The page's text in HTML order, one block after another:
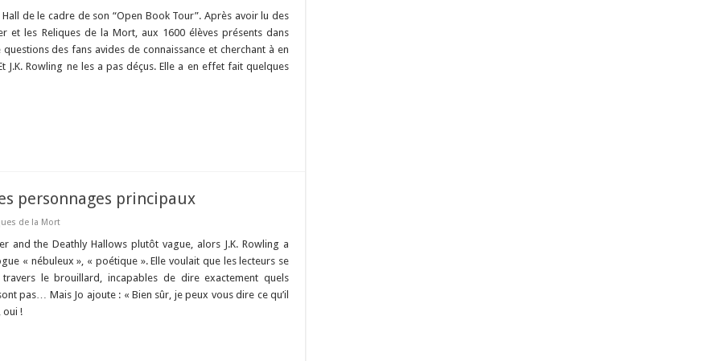
de le cadre de son “Open Book Tour”. Après avoir lu des
et les Reliques de la Mort, aux 1600 élèves présents dans
des fans avides de connaissance et cherchant à en
J.K. Rowling ne les a pas déçus. Elle a en effet fait quelques
personnages principaux
de la Mort
and the Deathly Hallows plutôt vague, alors J.K. Rowling a
« nébuleux », « poétique ». Elle voulait que les lecteurs se
le brouillard, incapables de dire exactement quels
pas… Mais Jo ajoute : « Bien sûr, je peux vous dire ce qu’il
oui !